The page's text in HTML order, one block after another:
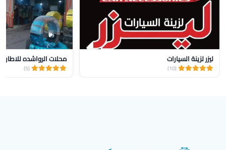
ليزر لزينة السيارات
(10)
محلات الرواشده
(5)